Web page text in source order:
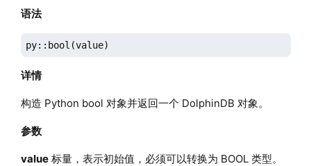
语法
py::bool(value)
详情
构造 Python bool 对象并返回一个 DolphinDB 对象。
参数
value标量，表示初始值，必须可以转换为 BOOL 类型。